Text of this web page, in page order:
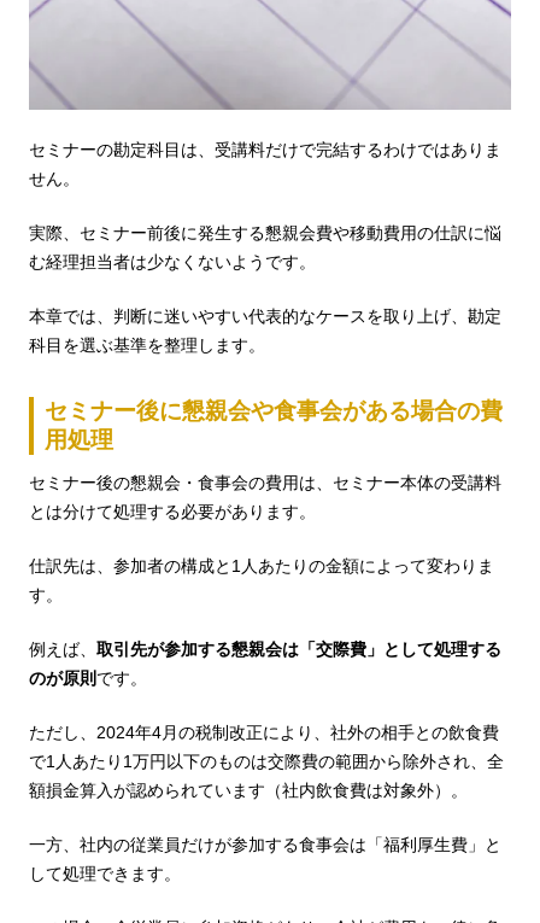
セミナーの勘定科目は、受講料だけで完結するわけではありま
せん。
実際、セミナー前後に発生する懇親会費や移動費用の仕訳に悩
む経理担当者は少なくないようです。
本章では、判断に迷いやすい代表的なケースを取り上げ、勘定
科目を選ぶ基準を整理します。
セミナー後に懇親会や食事会がある場合の費
用処理
セミナー後の懇親会・食事会の費用は、セミナー本体の受講料
とは分けて処理する必要があります。
仕訳先は、参加者の構成と1人あたりの金額によって変わりま
す。
例えば、 取引先が参加する懇親会は「交際費」として処理する
のが原則 です。
ただし、2024年4月の税制改正により、社外の相手との飲食費
で1人あたり1万円以下のものは交際費の範囲から除外され、全
額損金算入が認められています（社内飲食費は対象外）。
一方、社内の従業員だけが参加する食事会は「福利厚生費」と
して処理できます。